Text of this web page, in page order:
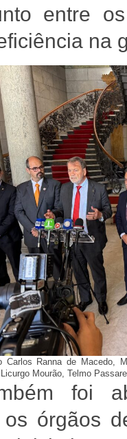
entre
na
Carlos Ranna de Macedo,
Mourão, Telmo
foi
os órgãos